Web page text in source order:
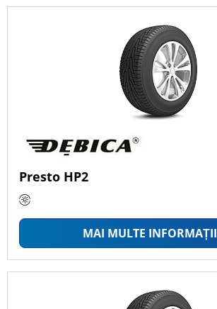
Presto HP2
MAI MULTE INFORMAȚII